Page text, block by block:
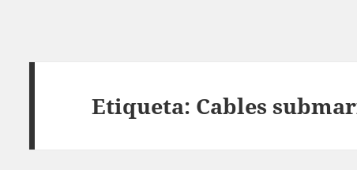
Etiqueta: Cables